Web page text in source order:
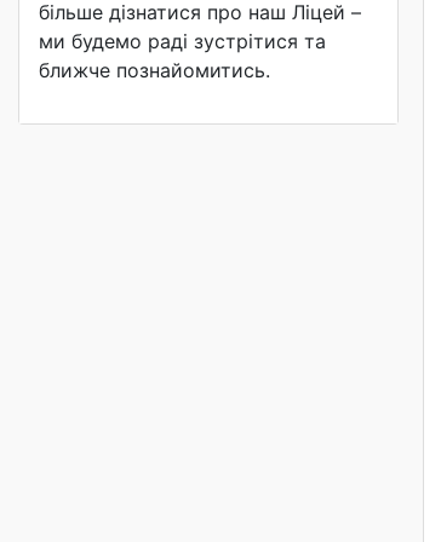
більше дізнатися про наш Ліцей –
ми будемо раді зустрітися та
ближче познайомитись.